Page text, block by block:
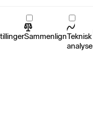
SammenlignTeknisk
analyse